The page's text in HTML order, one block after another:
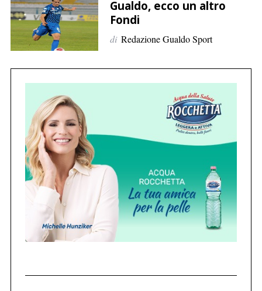
e
r
:
Gualdo, ecco un altro
Fondi
di Redazione Gualdo Sport
C
e
r